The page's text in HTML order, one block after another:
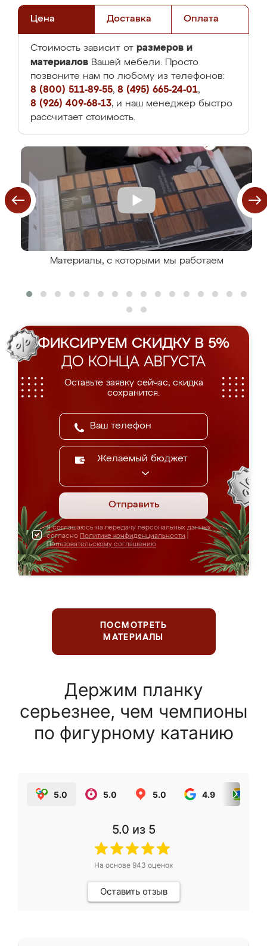
Цена Доставка Оплата
Стоимость зависит от размеров и
материалов Вашей мебели. Просто
позвоните нам по любому из телефонов:
8 (800) 511-89-55, 8 (495) 665-24-01,
8 (926) 409-68-13, и наш менеджер быстро
рассчитает стоимость.
Материалы, с которыми мы работаем
ФИКСИРУЕМ СКИДКУ В 5%
ДО КОНЦА АВГУСТА
Оставьте заявку сейчас, скидка
сохранится.
Желаемый бюджет
Отправить
Я соглашаюсь на передачу персональных данных
согласно Политике конфиденциальности
Пользовательскому соглашению
ПОСМОТРЕТЬ
МАТЕРИАЛЫ
Держим планку
серьезнее, чем чемпионы
по фигурному катанию
5.0 5.0 5.0 4.9
5.0 из 5
На основе 943 оценок
Оставить отзыв